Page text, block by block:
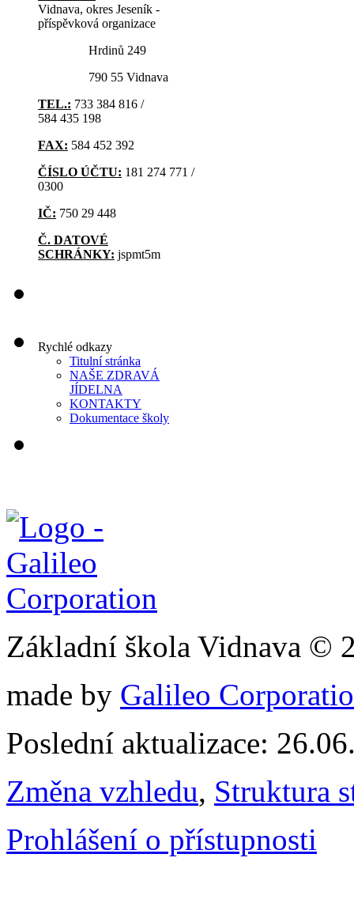
Vidnava, okres Jeseník -
příspěvková organizace
Hrdinů 249
790 55 Vidnava
TEL.: 733 384 816 /
584 435 198
FAX: 584 452 392
ČÍSLO ÚČTU: 181 274 771 /
0300
IČ: 750 29 448
Č. DATOVÉ
SCHRÁNKY: jspmt5m
Rychlé odkazy
Titulní stránka
NAŠE ZDRAVÁ
JÍDELNA
KONTAKTY
Dokumentace školy
Základní škola Vidnava ©
made by Galileo
Poslední aktualizace:
Změna vzhledu, Struktura
Prohlášení o přístupnosti